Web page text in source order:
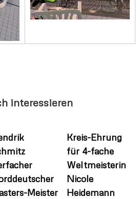
interessieren
Meister
Kreis-Ehrung
für 4-fache
Weltmeisterin
Nicole
Heidemann